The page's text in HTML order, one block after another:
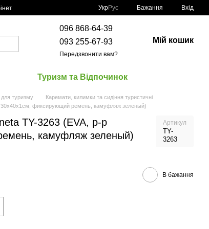
УкрРус Бажання Вхід
096 868-64-39
093 255-67-93
Передзвонити вам?
Мій кошик
Туризм та Відпочинок
туризму
Каремати, килимки та сидіння туристичні
фиксирующий ремень, камуфляж зеленый)
TY-3263 (EVA, р-р
камуфляж зеленый)
Артикул
TY-
3263
В бажання